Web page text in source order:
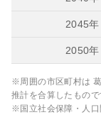
2045年
2050年
※周囲の市区町村は
推計を合算したもので
※国立社会保障・人口